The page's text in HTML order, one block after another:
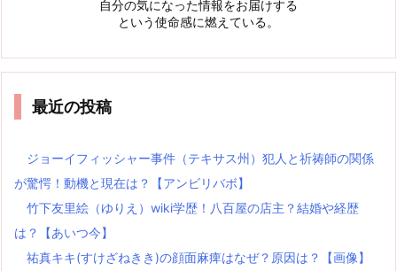
自分の気になった情報をお届けする
という使命感に燃えている。
最近の投稿
ジョーイフィッシャー事件（テキサス州）犯人と祈祷師の関係
が驚愕！動機と現在は？【アンビリバボ】
竹下友里絵（ゆりえ）wiki学歴！八百屋の店主？結婚や経歴
は？【あいつ今】
祐真キキ(すけざねきき)の顔面麻痺はなぜ？原因は？【画像】